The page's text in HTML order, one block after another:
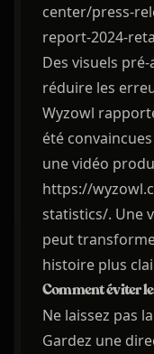
center/press-
report-2024-
Des visuels
réduire les
Wyzowl
été
une vidéo
https://
statistics/. Une
peut
histoire plus
Comment éviter
Ne laissez pas
Gardez une